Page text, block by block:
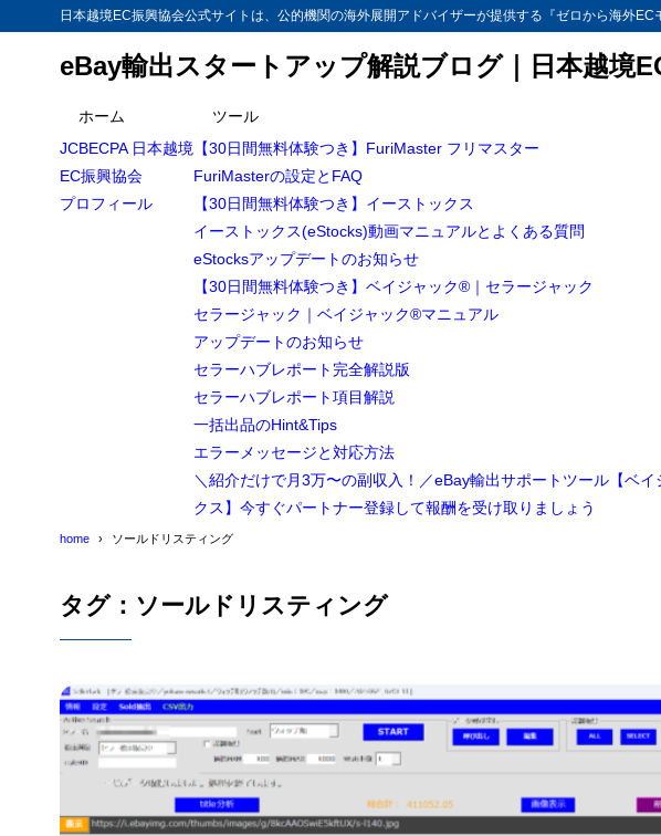
日本越境EC振興協会公式サイトは、公的機関の海外展開アドバイザーが提供する『ゼロから海外
eBay輸出スタートアップ解説ブログ｜日本越境
ホーム
JCBECPA 日本越境
EC振興協会
プロフィール
ツール
【30日間無料体験つき】FuriMaster フリマスター
FuriMasterの設定とFAQ
【30日間無料体験つき】イーストックス
イーストックス(eStocks)動画マニュアルとよくある質問
eStocksアップデートのお知らせ
【30日間無料体験つき】ベイジャック®｜セラージャック
セラージャック｜ベイジャック®マニュアル
アップデートのお知らせ
セラーハブレポート完全解説版
セラーハブレポート項目解説
一括出品のHint&Tips
エラーメッセージと対応方法
＼紹介だけで月3万〜の副収入！／eBay輸出サポートツール【ベイ
クス】今すぐパートナー登録して報酬を受け取りましょう
home ソールドリスティング
タグ：ソールドリスティング